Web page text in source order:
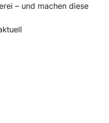
– und machen diese